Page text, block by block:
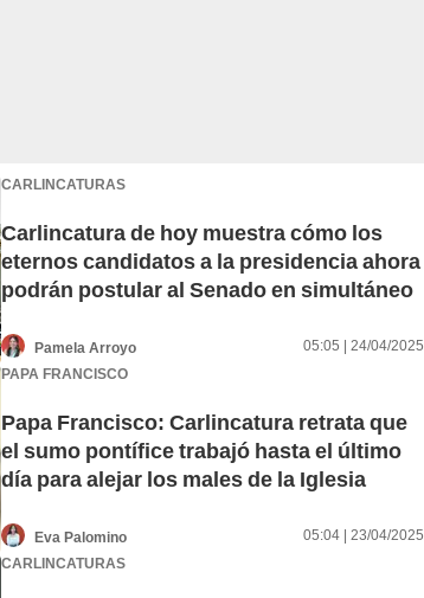
CARLINCATURAS
Carlincatura de hoy muestra cómo los
eternos candidatos a la presidencia ahora
podrán postular al Senado en simultáneo
Pamela Arroyo
05:05 | 24/04/2025
PAPA FRANCISCO
Papa Francisco: Carlincatura retrata que
el sumo pontífice trabajó hasta el último
día para alejar los males de la Iglesia
Eva Palomino
05:04 | 23/04/2025
CARLINCATURAS